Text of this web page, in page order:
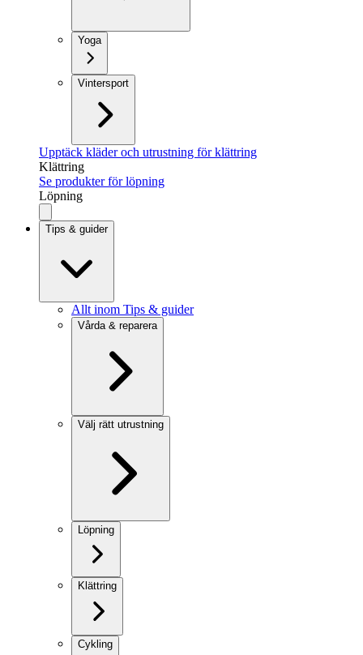
Yoga
Vintersport
Upptäck kläder och utrustning för klättring
Klättring
Se produkter för löpning
Löpning
Tips & guider
Allt inom Tips & guider
Vårda & reparera
Välj rätt utrustning
Löpning
Klättring
Cykling